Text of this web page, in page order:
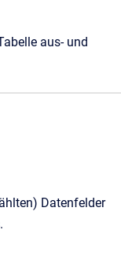
aus- und
Datenfelder